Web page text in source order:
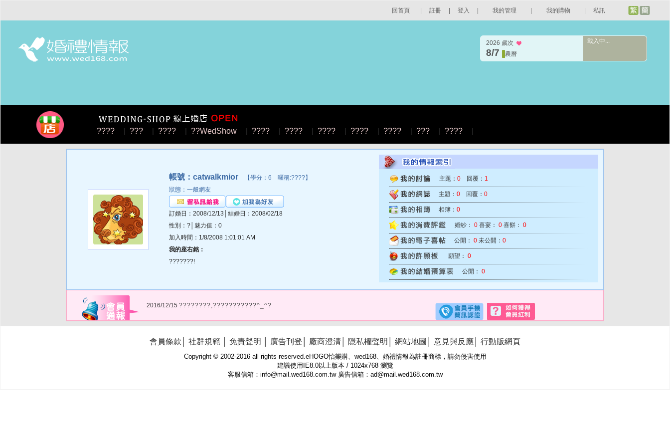
回首頁 註冊 登入 我的管理 我的購物 私訊
2026 歲次
8/7 農曆
載入中...
???? | ??? | ???? | ??WedShow | ???? | ???? | ???? | ???? | ???? | ??? | ???? |
帳號：catwalkmior 【學分：6 暱稱:????】
狀態：一般網友
訂婚日：2008/12/13│結婚日：2008/02/18
性別：?│魅力值：0
加入時間：1/8/2008 1:01:01 AM
我的座右銘：
???????!
主題： 0 回覆： 1
主題： 0 回覆： 0
相簿： 0
婚紗： 0 喜宴： 0 喜餅： 0
公開： 0 未公開： 0
願望： 0
公開： 0
2016/12/15 ????????,???????????^_^?
會員條款 社群規範 免責聲明 廣告刊登 廠商澄清 隱私權聲明 網站地圖 意見與反應 行動版網頁
Copyright © 2002-2016 all rights reserved.eHOGO怡樂購、wed168、婚禮情報為註冊商標，請勿侵害使用
建議使用IE8.0以上版本 / 1024x768 瀏覽
客服信箱：info@mail.wed168.com.tw 廣告信箱：ad@mail.wed168.com.tw